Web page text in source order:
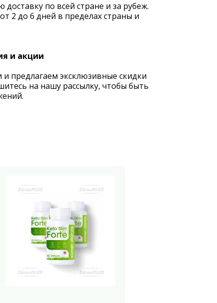
по всей стране и за рубеж.
2 до 6 дней в пределах страны и
и акции
предлагаем эксклюзивные скидки
на нашу рассылку, чтобы быть